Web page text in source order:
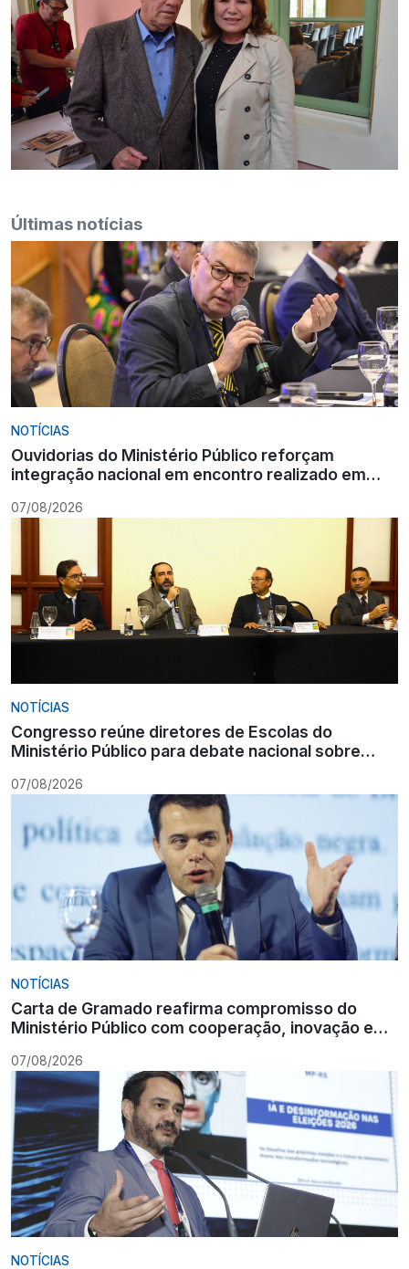
Últimas notícias
NOTÍCIAS
Ouvidorias do Ministério Público reforçam
integração nacional em encontro realizado em
07/08/2026
NOTÍCIAS
Congresso reúne diretores de Escolas do
Ministério Público para debate nacional sobre
07/08/2026
NOTÍCIAS
Carta de Gramado reafirma compromisso do
Ministério Público com cooperação, inovação e
07/08/2026
NOTÍCIAS